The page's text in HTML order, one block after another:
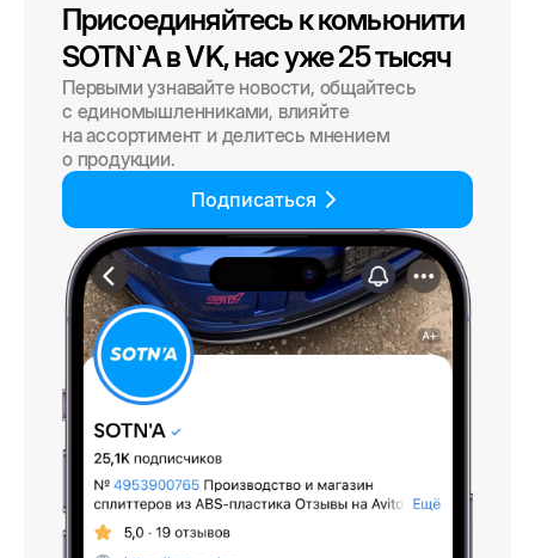
Присоединяйтесь к комьюнити
SOTN`A в VK, нас уже 25 тысяч
Первыми узнавайте новости, общайтесь
с единомышленниками, влияйте
на ассортимент и делитесь мнением
о продукции.
Подписаться